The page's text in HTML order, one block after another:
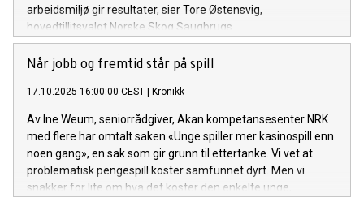
arbeidsmiljø gir resultater, sier Tore Østensvig,
hovedtillitsvalgt Norske Skog Saugbrugs.
Når jobb og fremtid står på spill
17.10.2025 16:00:00 CEST | Kronikk
Av Ine Weum, seniorrådgiver, Akan kompetansesenter NRK
med flere har omtalt saken «Unge spiller mer kasinospill enn
noen gang», en sak som gir grunn til ettertanke. Vi vet at
problematisk pengespill koster samfunnet dyrt. Men vi
snakker for lite om hva det koster den enkelte unge,